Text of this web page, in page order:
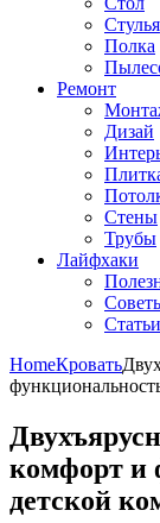
Стулья
Полка
Ремонт
Дизай
Стены
Трубы
Лайфхаки
Статьи
HomeКровать
комфорт и
детской